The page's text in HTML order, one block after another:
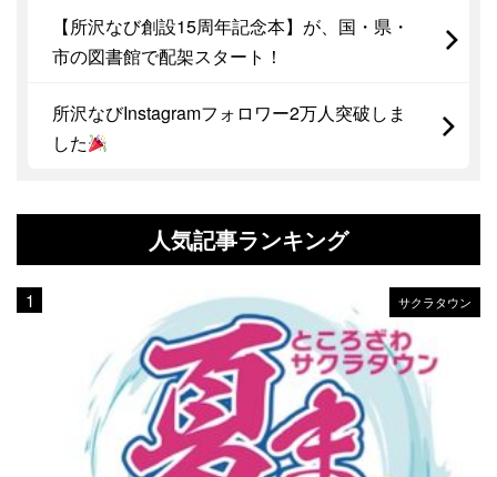
【所沢なび創設15周年記念本】が、国・県・
市の図書館で配架スタート！
所沢なびInstagramフォロワー2万人突破しま
した
人気記事ランキング
サクラタウン